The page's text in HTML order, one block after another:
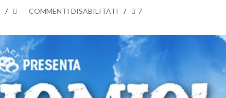
COMMENTI DISABILITATI
SU
AL
“PICCOLO”
DI
SAN
GIUSEPPE
DI
7